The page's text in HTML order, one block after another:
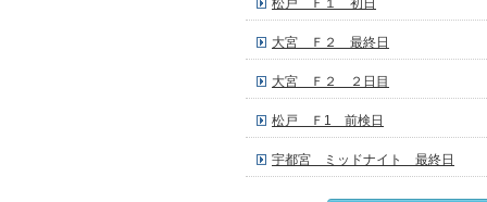
松戸 Ｆ１ 初日
大宮 Ｆ２ 最終日
大宮 Ｆ２ ２日目
松戸 Ｆ1 前検日
宇都宮 ミッドナイト 最終日